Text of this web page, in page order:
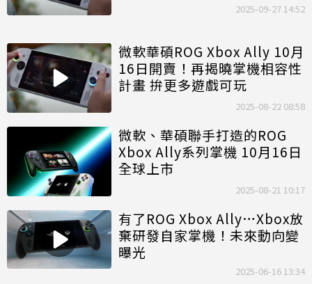
2025-09-27 14:52
微軟華碩ROG Xbox Ally 10月
16日開賣！再揭曉掌機相容性
計畫 拚更多遊戲可玩
2025-08-22 08:58
微軟、華碩聯手打造的ROG
Xbox Ally系列掌機 10月16日
全球上市
2025-08-21 10:17
有了ROG Xbox Ally…Xbox放
棄研發自家掌機！未來動向變
曝光
2025-06-16 13:34